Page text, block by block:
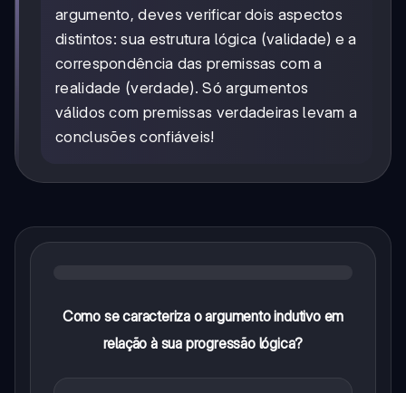
argumento, deves verificar dois aspectos
distintos: sua estrutura lógica (validade) e a
correspondência das premissas com a
realidade (verdade). Só argumentos
válidos com premissas verdadeiras levam a
conclusões confiáveis!
Como se caracteriza o argumento indutivo em
relação à sua progressão lógica?